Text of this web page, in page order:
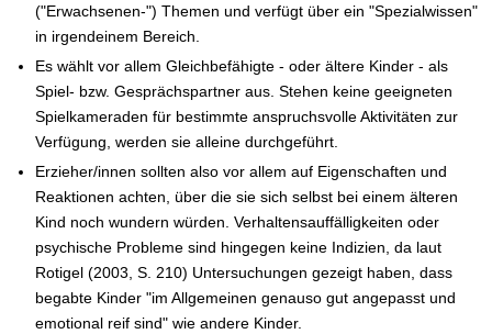
("Erwachsenen-") Themen und verfügt über ein "Spezialwissen"
in irgendeinem Bereich.
Es wählt vor allem Gleichbefähigte - oder ältere Kinder - als
Spiel- bzw. Gesprächspartner aus. Stehen keine geeigneten
Spielkameraden für bestimmte anspruchsvolle Aktivitäten zur
Verfügung, werden sie alleine durchgeführt.
Erzieher/innen sollten also vor allem auf Eigenschaften und
Reaktionen achten, über die sie sich selbst bei einem älteren
Kind noch wundern würden. Verhaltensauffälligkeiten oder
psychische Probleme sind hingegen keine Indizien, da laut
Rotigel (2003, S. 210) Untersuchungen gezeigt haben, dass
begabte Kinder "im Allgemeinen genauso gut angepasst und
emotional reif sind" wie andere Kinder.